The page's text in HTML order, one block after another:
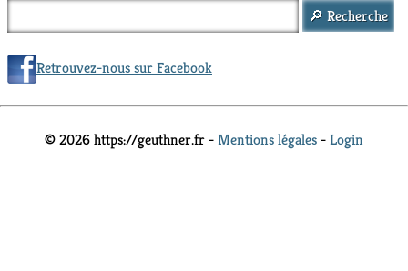
Retrouvez-nous sur Facebook
© 2026 https://geuthner.fr -Mentions légales -Login